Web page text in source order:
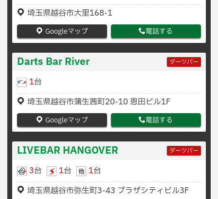
埼玉県越谷市大里168-1
Googleマップ 電話する
Darts Bar River ダーツバー
1台
埼玉県越谷市蒲生茜町20-10 恩田ビル1F
Googleマップ 電話する
LIVEBAR HANGOVER ダーツバー
3台 1台 1台
埼玉県越谷市弥生町3-43 プラザシティビル3F